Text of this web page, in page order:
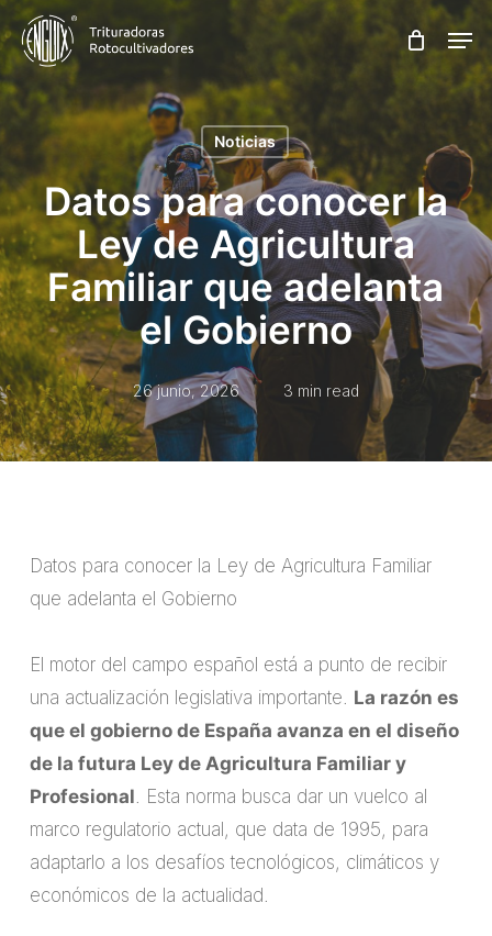
Skip
to
main
content
Noticias
Datos para conocer la
Ley de Agricultura
Familiar que adelanta
el Gobierno
26 junio, 2026 3 min read
Datos para conocer la Ley de Agricultura Familiar
que adelanta el Gobierno
El motor del campo español está a punto de recibir
una actualización legislativa importante. La razón es
que el gobierno de España avanza en el diseño
de la futura Ley de Agricultura Familiar y
Profesional . Esta norma busca dar un vuelco al
marco regulatorio actual, que data de 1995, para
adaptarlo a los desafíos tecnológicos, climáticos y
económicos de la actualidad.